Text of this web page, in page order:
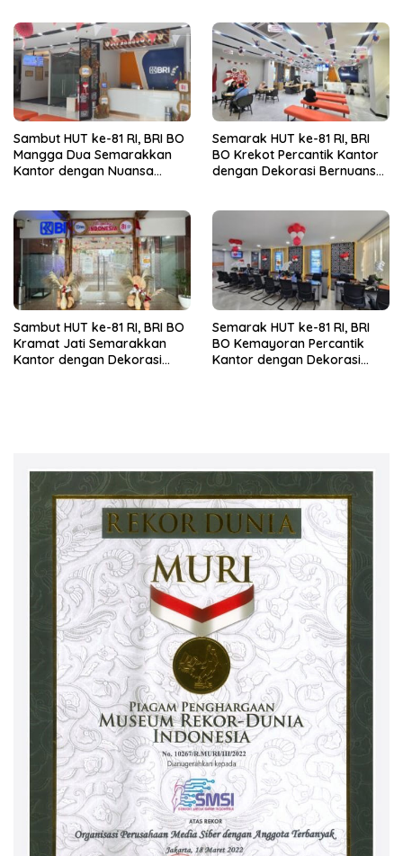
Sambut HUT ke-81 RI, BRI BO
Mangga Dua Semarakkan
Kantor dengan Nuansa
Semarak HUT ke-81 RI, BRI
BO Krekot Percantik Kantor
dengan Dekorasi Bernuansa
Sambut HUT ke-81 RI, BRI BO
Kramat Jati Semarakkan
Kantor dengan Dekorasi
Semarak HUT ke-81 RI, BRI
BO Kemayoran Percantik
Kantor dengan Dekorasi